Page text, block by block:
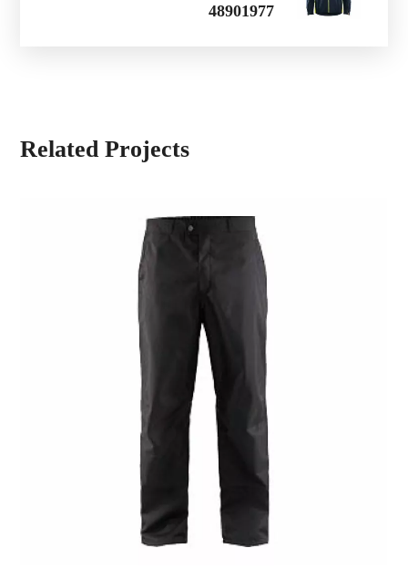
48901977
Related Projects